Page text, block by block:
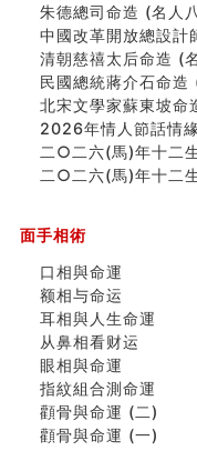
六爻算卦：我俩之间
订婚就是定结婚日子
清朝慈禧太后命造 (
玄空本义 (三)
飞灵山传说故事
命理解说：想请问什
商舖選址的風水講究
吉凶神跳上大运时的
刘燮鈞讲人相 手纹与
大門風水五大禁忌！
出现这几种面相桃花泛
寓意好的五行属水的
玄空本义 (一)
＂天下第一关＂的由来
无名指长的人有艺术
六爻測住宅風水 (三)
別再一知半解！正解
朱德總司命造 (名⼈
中國改革開放總設計
清朝慈禧太后命造 (
民國總統蔣介石命造
北宋文學家蘇東坡命
2026年情人節話情緣
二○二六(馬)年十二
二○二六(馬)年十二
面手相術
口相與命運
额相与命运
耳相與人生命運
从鼻相看财运
眼相與命運
指紋組合測命運
顴骨與命運 (二)
顴骨與命運 (一)